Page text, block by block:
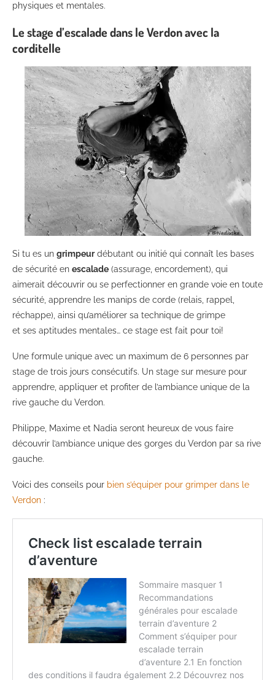
physiques et mentales.
Le stage d’escalade dans le Verdon avec la
corditelle
Si tu es un grimpeurdébutant ou initié qui connaît les bases
de sécurité en escalade (assurage, encordement), qui
aimerait découvrir ou se perfectionner en grande voie en toute
sécurité, apprendre les manips de corde (relais, rappel,
réchappe), ainsi qu’améliorer sa technique de grimpe
et ses aptitudes mentales… ce stage est fait pour toi!
Une formule unique avec un maximum de 6 personnes par
stage de trois jours consécutifs. Un stage sur mesure pour
apprendre, appliquer et profiter de l’ambiance unique de la
rive gauche du Verdon.
Philippe, Maxime et Nadia seront heureux de vous faire
découvrir l’ambiance unique des gorges du Verdon par sa rive
gauche.
Voici des conseils pour bien s’équiper pour grimper dans le
Verdon :